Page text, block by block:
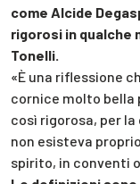
come Alcide
rigorosi in qualche
Tonelli.
«È una riflessione
cornice molto bella
così rigorosa, per la
non esisteva
spirito, in conventi